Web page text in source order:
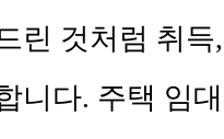
린 것처럼 취
니다. 주택 임